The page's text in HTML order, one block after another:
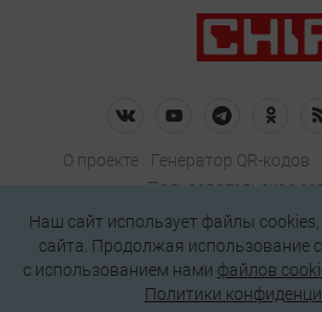
О проекте Генератор QR-кодов
Пользовательское
Политика
Подписаться на
Наш сайт использует файлы
сайта. Продолжая использование
c использованием нами файлов
Политики